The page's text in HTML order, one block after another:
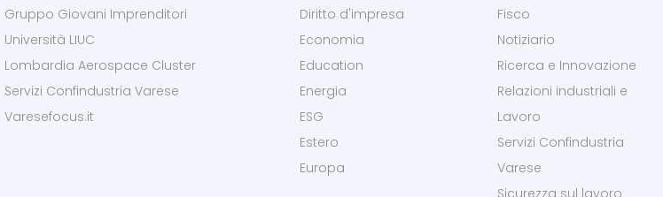
Gruppo Giovani Imprenditori
Università LIUC
Lombardia Aerospace Cluster
Servizi Confindustria Varese
Varesefocus.it
Diritto d'impresa
Economia
Education
Energia
ESG
Estero
Europa
Fisco
Notiziario
Ricerca e Innovazione
Relazioni industriali e
Lavoro
Servizi Confindustria
Varese
Sicurezza sul lavoro